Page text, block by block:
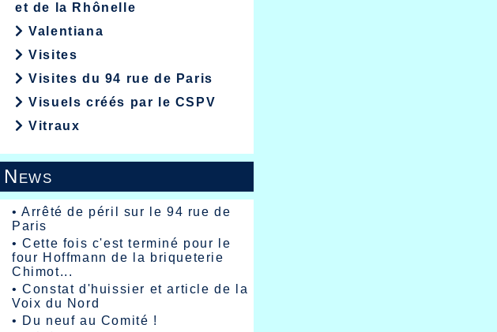
et de la Rhônelle
Valentiana
Visites
Visites du 94 rue de Paris
Visuels créés par le CSPV
Vitraux
News
•Arrêté de péril sur le 94 rue de
Paris
•Cette fois c'est terminé pour le
four Hoffmann de la briqueterie
Chimot...
•Constat d'huissier et article de la
Voix du Nord
• Du neuf au Comité !